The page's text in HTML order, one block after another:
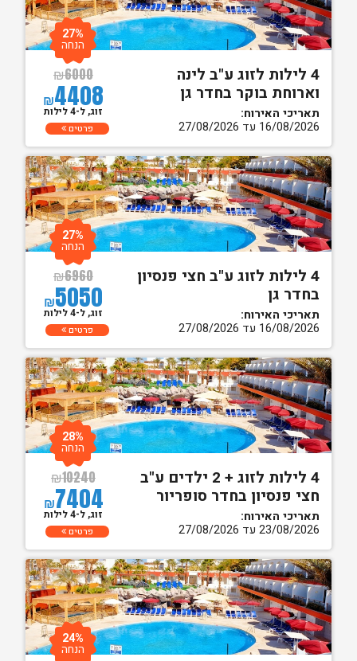
4 לילות לזוג ע"ב לינה
וארוחת בוקר בחדר גן
תאריכי האירוח:
16/08/2026 עד 27/08/2026
₪6000
₪4408
27%
הנחה
זוג, ל-4 לילות
פרטים
4 לילות לזוג ע"ב חצי פנסיון
בחדר גן
תאריכי האירוח:
16/08/2026 עד 27/08/2026
₪6960
₪5050
27%
הנחה
זוג, ל-4 לילות
פרטים
4 לילות לזוג + 2 ילדים ע"ב
חצי פנסיון בחדר סופריור
תאריכי האירוח:
23/08/2026 עד 27/08/2026
₪10240
₪7404
28%
הנחה
זוג, ל-4 לילות
פרטים
24%
הנחה